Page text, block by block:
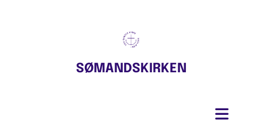
SØMANDSKIRKEN